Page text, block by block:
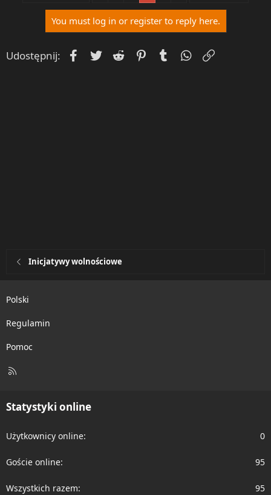
You must log in or register to reply here.
Udostępnij: Facebook
Twitter Reddit PinterestTumblrWhatsApp
Inicjatywy wolnościowe
Polski
Regulamin
Pomoc
R
Statystyki online
Użytkownicy online 0
Goście online 95
Wszystkich razem 95